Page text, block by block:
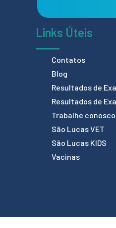
Links Úteis
Contatos
Blog
Resultados de
Resultados de
Trabalhe conosco
São Lucas VET
São Lucas KIDS
Vacinas